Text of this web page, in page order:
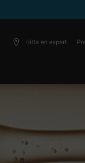
Hitta en expert